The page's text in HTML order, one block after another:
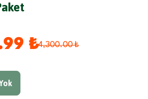
₺4,300.00 ₺